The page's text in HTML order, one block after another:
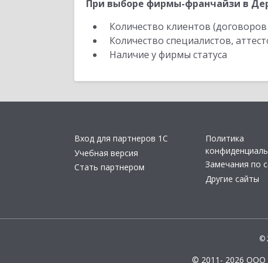
При выборе фирмы-франчайзи в
Количество клиентов
Количество специалистов,
Наличие у фирмы статуса
Вход для партнеров 1С
Учебная версия
Стать партнером
Политика
Замечания по
Другие сайты
©
© 2011- 2026 ООО